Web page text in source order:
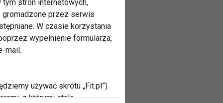
tym stron internetowych,
gromadzone przez serwis
W czasie korzystania
wypełnienie formularza,
mail.
używać skrótu „Fit.pl”)
z którymi stale